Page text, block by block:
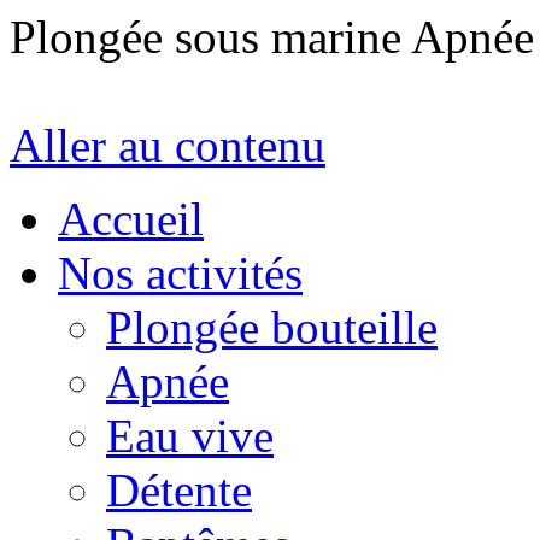
Plongée sous marine
Aller au contenu
Accueil
Nos activités
Plongée bouteille
Apnée
Eau vive
Détente